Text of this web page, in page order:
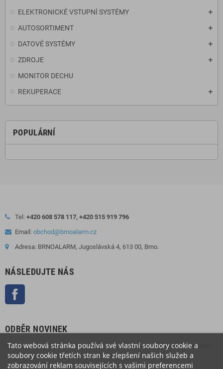
ELEKTRONICKÉ VSTUPNÍ SYSTÉMY
AUTOSORTIMENT
DATOVÉ SYSTÉMY
ZDROJE
MONITOR DECHU
REKUPERACE
POPULÁRNÍ
Tel: +420 608 578 117, +420 515 919 796
Email: obchod@brnoalarm.cz
Adresa: BRNOALARM, Jugoslávská 4, 613 00, Brno.
NÁSLEDUJTE NÁS
ODBĚR NOVINEK
Odběr novinek můžete kdykoliv zrušit. Pokud to chcete udělat, naše kontaktní
informace naleznete v právním oznámení.
Tato webová stránka používá své vlastní soubory cookie a
soubory cookie třetích stran ke zlepšení našich služeb a
zobrazování reklam souvisejících s vašimi preferencemi